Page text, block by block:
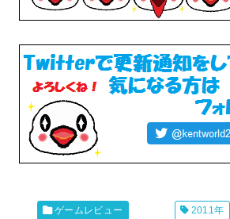
ゲームレビュー 2011年